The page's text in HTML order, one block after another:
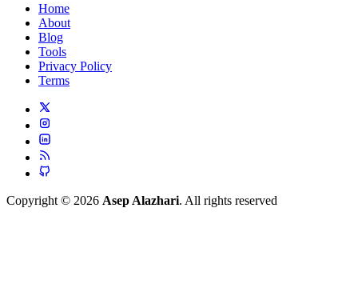
Home
About
Blog
Tools
Privacy Policy
Terms
Copyright © 2026 Asep Alazhari. All rights reserved